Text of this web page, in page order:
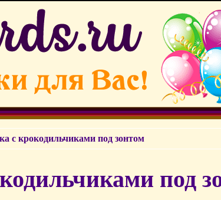
с крокодильчиками под зонтом
под